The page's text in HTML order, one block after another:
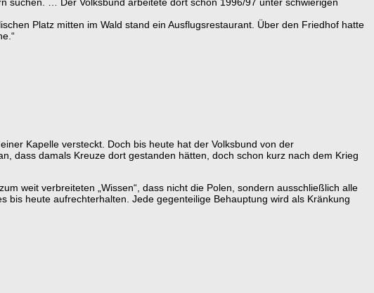
Platz mitten im Wald stand ein Ausflugsrestaurant. Über den Friedhof hatte
Kapelle versteckt. Doch bis heute hat der Volksbund von der
dass damals Kreuze dort gestanden hätten, doch schon kurz nach dem Krieg
weit verbreiteten „Wissen“, dass nicht die Polen, sondern ausschließlich alle
heute aufrechterhalten. Jede gegenteilige Behauptung wird als Kränkung